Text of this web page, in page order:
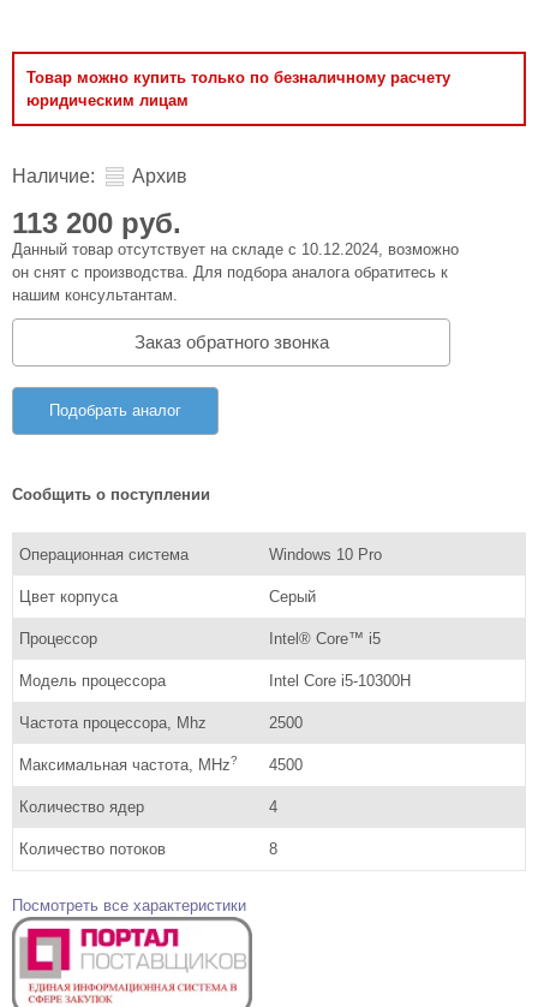
Товар можно купить только по безналичному расчету
юридическим лицам
Наличие: Архив
113 200 руб.
Данный товар отсутствует на складе с 10.12.2024, возможно
он снят с производства. Для подбора аналога обратитесь к
нашим консультантам.
Заказ обратного звонка
Подобрать аналог
Сообщить о поступлении
Операционная система Windows 10 Pro
Цвет корпуса Серый
Процессор Intel® Core™ i5
Модель процессора Intel Core i5-10300H
Частота процессора, Mhz 2500
Максимальная частота, MHz? 4500
Количество ядер 4
Количество потоков 8
Посмотреть все характеристики